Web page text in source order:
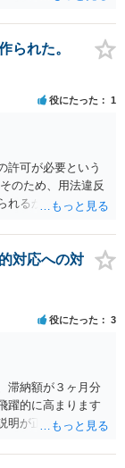
が、提案するのは
られた。
役にたった 1
許可が必要という
のため、用法違反
れるかどうかが問
約があると評価で
借人が建物を店舗
は存在しなかった
。契約条項の記載
ることをお勧め
対応への対
役にたった 3
滞納額が３ヶ月分
躍的に高まります
明が正しければ、
期待できないと思